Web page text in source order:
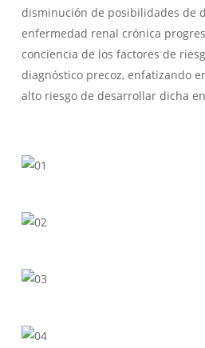
disminución de posibilidades de
enfermedad renal crónica
conciencia de los factores de
diagnóstico precoz, enfatizando
alto riesgo de desarrollar dicha